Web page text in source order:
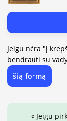
Jeigu nėra "į
bendrauti su
šią formą
« Jeigu